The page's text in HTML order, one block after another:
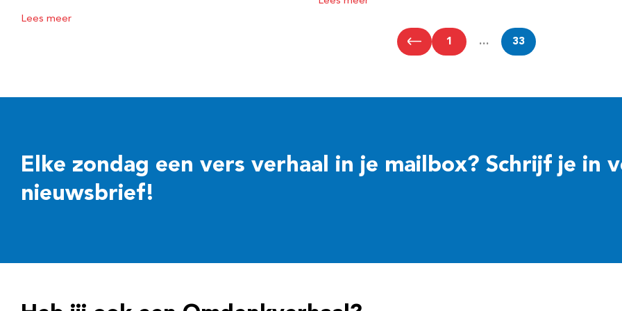
Lees meer
1 … 33
Elke zondag een vers verhaal in je mailbox? Schrijf je in
nieuwsbrief!